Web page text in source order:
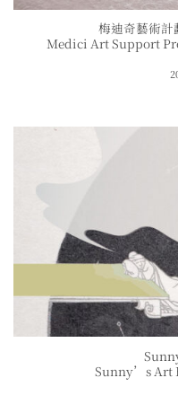
梅迪奇藝術
Medici Art Support
Sunny’s Art